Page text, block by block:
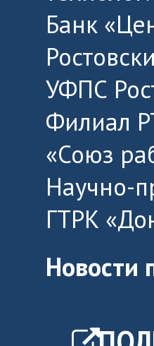
Банк
УФПС
Филиал
«Союз
Научно-
ГТРК
Новости